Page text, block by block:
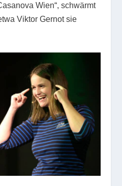
Wien“, schwärmt
Viktor Gernot sie